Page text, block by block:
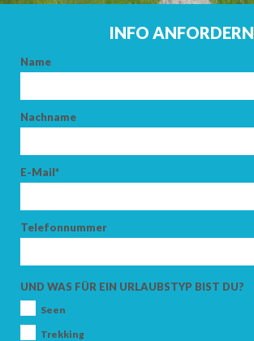
INFO ANFORDERN
Name
Nachname
E-Mail*
Telefonnummer
UND WAS FÜR EIN URLAUBSTYP BIST DU?
Seen
Trekking